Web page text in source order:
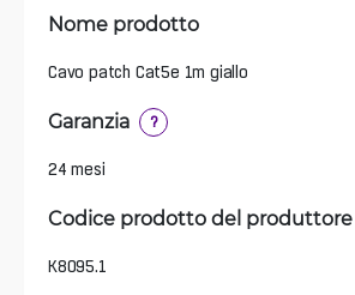
Nome prodotto
Cavo patch Cat5e 1m giallo
Garanzia ?
24 mesi
Codice prodotto del produttore
K8095.1